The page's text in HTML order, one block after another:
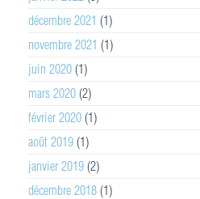
décembre 2021 (1)
novembre 2021 (1)
juin 2020 (1)
mars 2020 (2)
février 2020 (1)
août 2019 (1)
janvier 2019 (2)
décembre 2018 (1)